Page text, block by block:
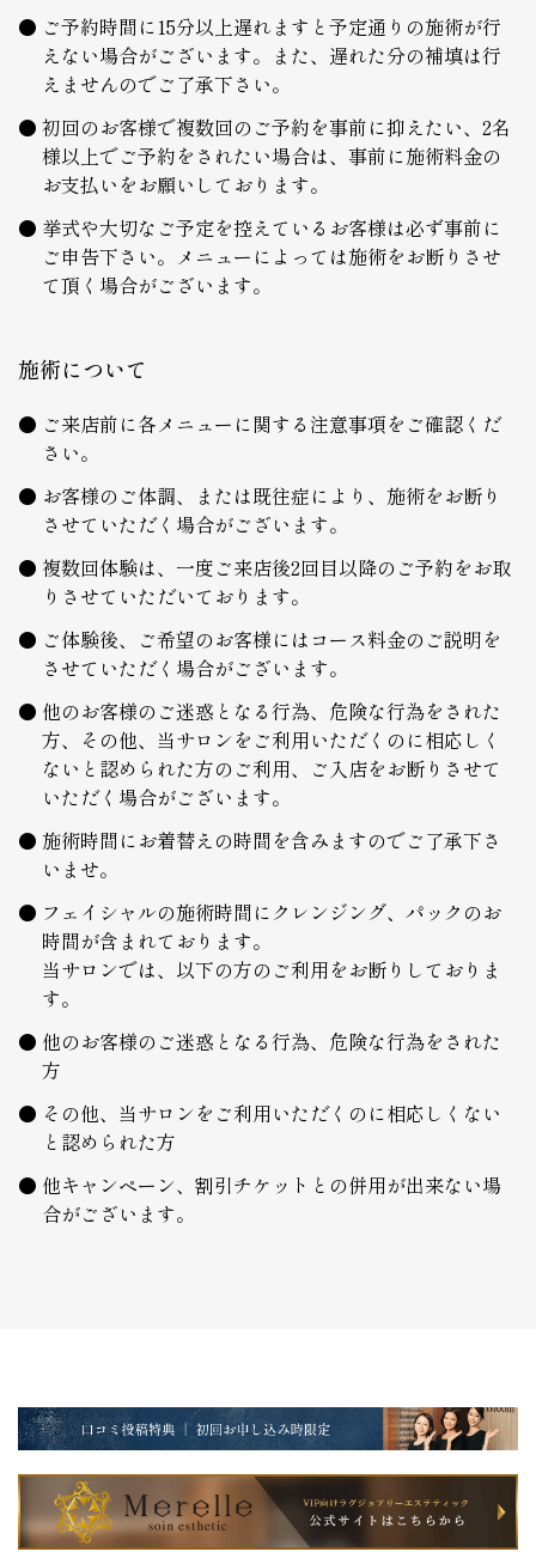
ご予約時間に15分以上遅れますと予定通りの施術が行
えない場合がございます。また、遅れた分の補填は行
えませんのでご了承下さい。
初回のお客様で複数回のご予約を事前に抑えたい、2名
様以上でご予約をされたい場合は、事前に施術料金の
お支払いをお願いしております。
挙式や大切なご予定を控えているお客様は必ず事前に
ご申告下さい。メニューによっては施術をお断りさせ
て頂く場合がございます。
施術について
ご来店前に各メニューに関する注意事項をご確認くだ
さい。
お客様のご体調、または既往症により、施術をお断り
させていただく場合がございます。
複数回体験は、一度ご来店後2回目以降のご予約をお取
りさせていただいております。
ご体験後、ご希望のお客様にはコース料金のご説明を
させていただく場合がございます。
他のお客様のご迷惑となる行為、危険な行為をされた
方、その他、当サロンをご利用いただくのに相応しく
ないと認められた方のご利用、ご入店をお断りさせて
いただく場合がございます。
施術時間にお着替えの時間を含みますのでご了承下さ
いませ。
フェイシャルの施術時間にクレンジング、パックのお
時間が含まれております。
当サロンでは、以下の方のご利用をお断りしておりま
す。
他のお客様のご迷惑となる行為、危険な行為をされた
方
その他、当サロンをご利用いただくのに相応しくない
と認められた方
他キャンペーン、割引チケットとの併用が出来ない場
合がございます。